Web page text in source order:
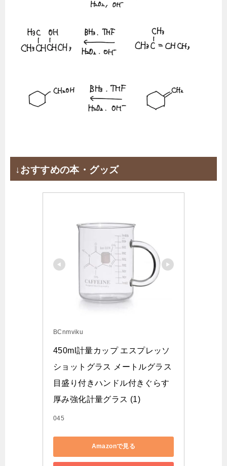
↓おすすめの本・グッズ
BCnmviku
450ml計量カップ エスプレッソ
ショットグラス メートルグラス
目盛り付きハンドル付きぐらす
厚み強化計量グラス (1)
045
Amazonで見る